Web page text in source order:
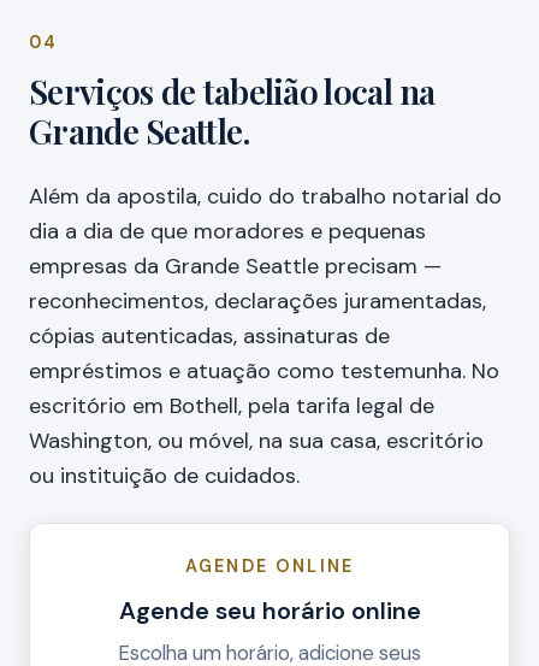
04
Serviços de tabelião local na
Grande Seattle.
Além da apostila, cuido do trabalho notarial do
dia a dia de que moradores e pequenas
empresas da Grande Seattle precisam —
reconhecimentos, declarações juramentadas,
cópias autenticadas, assinaturas de
empréstimos e atuação como testemunha. No
escritório em Bothell, pela tarifa legal de
Washington, ou móvel, na sua casa, escritório
ou instituição de cuidados.
AGENDE ONLINE
Agende seu horário online
Escolha um horário, adicione seus